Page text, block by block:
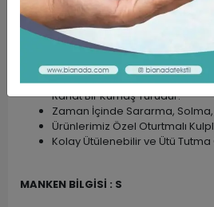
Kumaş Türü Alpaka’dır. (%75
TAKMA KOLDUR.
Kumaşlarımız ÖZEL DOKUMA
Dokunuşu Yumuşak, Yüksek
Rahat Bir Kumaş Türüdür.
Zaman İçinde Sararma,
Ürünlerimiz Özel Oturtmalı
Kolay Ütülenebilir ve Ütü Tutma
MANKEN BİLGİSİ : S